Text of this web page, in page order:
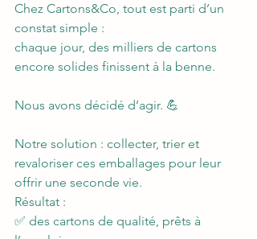
Chez Cartons&Co, tout est parti d’un
constat simple :
chaque jour, des milliers de cartons
encore solides finissent à la benne.
Nous avons décidé d’agir. 💪
Notre solution : collecter, trier et
revaloriser ces emballages pour leur
offrir une seconde vie.
Résultat :
✅ des cartons de qualité, prêts à